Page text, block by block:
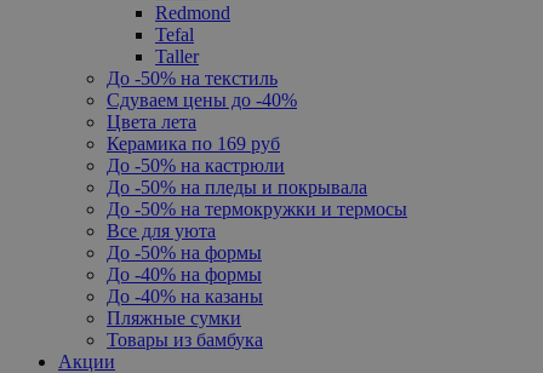
Redmond
Tefal
Taller
До -50% на текстиль
Сдуваем цены до -40%
Цвета лета
Керамика по 169 руб
До -50% на кастрюли
До -50% на пледы и покрывала
До -50% на термокружки и термосы
Все для уюта
До -50% на формы
До -40% на формы
До -40% на казаны
Пляжные сумки
Товары из бамбука
Акции